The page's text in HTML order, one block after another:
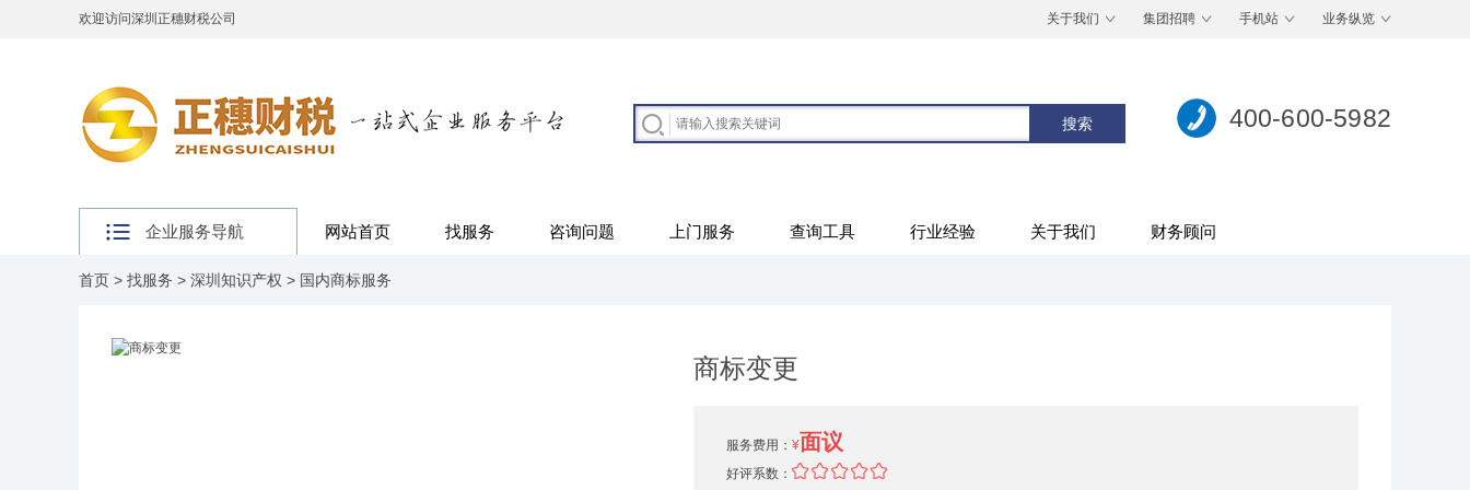
欢迎访问深圳正穗财税公司 关于我们 集团招聘 手机站 业务纵览
400-600-5982
企业服务导航 网站首页 找服务 咨询问题 上门服务 查询工具 行业经验 关于我们 财务顾问
首页 > 找服务 > 深圳知识产权 > 国内商标服务
商标变更
服务费用： ¥面议
好评系数：